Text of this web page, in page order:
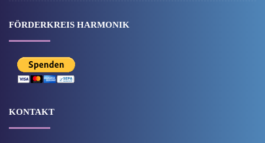
FÖRDERKREIS HARMONIK
KONTAKT